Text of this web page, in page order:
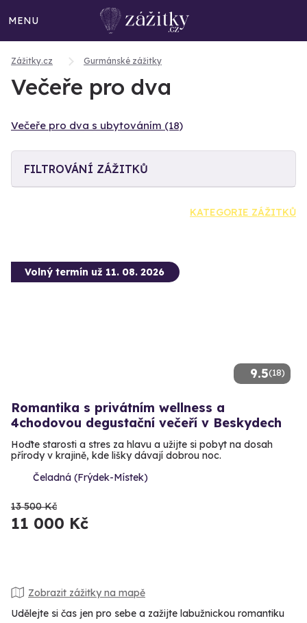
MENU
Zážitky.cz Gurmánské zážitky
Večeře pro dva
Večeře pro dva s ubytováním (18)
FILTROVÁNÍ ZÁŽITKŮ
KATEGORIE ZÁŽITKŮ
9.5(18)
Volný termín už 11. 08. 2026
Romantika s privátním wellness a
4chodovou degustační večeří v Beskydech
Hoďte starosti a stres za hlavu a užijte si pobyt na dosah
přírody v krajině, kde lišky dávají dobrou noc.
Čeladná (Frýdek-Místek)
13 500 Kč
11 000 Kč
Zobrazit zážitky na mapě
Udělejte si čas jen pro sebe a zažijte labužnickou romantiku